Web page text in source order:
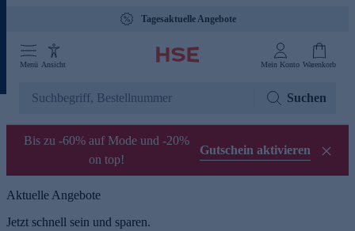
Tagesaktuelle Angebote
Menü Ansicht Mein Konto Warenkorb
Suchen
Bis zu -60% auf Mode und -20%
on top!
Gutschein aktivieren
Aktuelle Angebote
Jetzt schnell sein und sparen.